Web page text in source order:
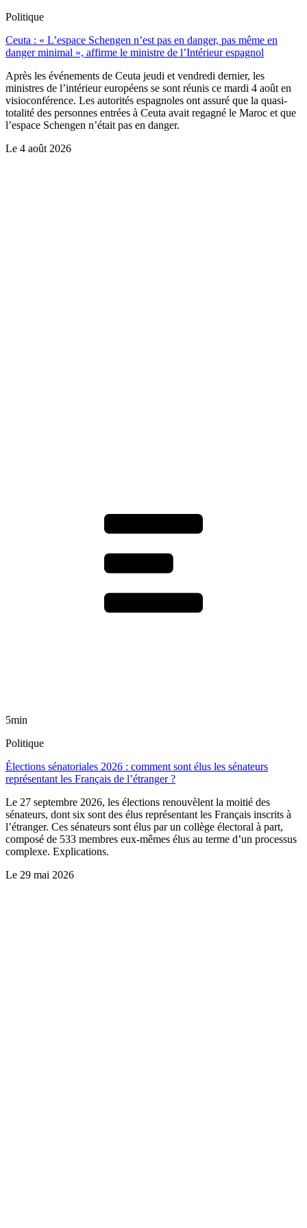
Politique
Ceuta : « L’espace Schengen n’est pas en danger, pas même en
danger minimal », affirme le ministre de l’Intérieur espagnol
Après les événements de Ceuta jeudi et vendredi dernier, les
ministres de l’intérieur européens se sont réunis ce mardi 4 août en
visioconférence. Les autorités espagnoles ont assuré que la quasi-
totalité des personnes entrées à Ceuta avait regagné le Maroc et que
l’espace Schengen n’était pas en danger.
Le 4 août 2026
5min
Politique
Élections sénatoriales 2026 : comment sont élus les sénateurs
représentant les Français de l’étranger ?
Le 27 septembre 2026, les élections renouvèlent la moitié des
sénateurs, dont six sont des élus représentant les Français inscrits à
l’étranger. Ces sénateurs sont élus par un collège électoral à part,
composé de 533 membres eux-mêmes élus au terme d’un processus
complexe. Explications.
Le 29 mai 2026